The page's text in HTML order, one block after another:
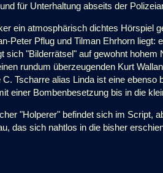
für Unterhaltung abseits der
ein atmosphärisch dichtes Hörspiel
Peter Pflug und Tilman Ehrhorn liegt:
sich "Bilderrätsel" auf gewohnt
rundum überzeugenden Kurt
Tscharre alias Linda ist eine
einer Bombenbesetzung bis in die
"Holperer" befindet sich im Script,
das sich nahtlos in die bisher